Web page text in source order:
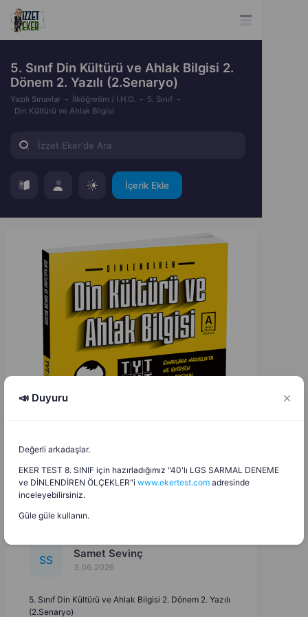
5. Sınıf Din Kültürü ve Ahlak Bilgisi 2.
Dönem 2. Yazılı (2.Senaryo)
Yazılı Sınavlar İlköğretim / İ.H.O.
5. Sınıf
Din Kültürü ve Ahlak Bilgisi
İçerik Ekle
SS Samet Sevinç
3.06.2026
5. Sınıf Din Kültürü ve Ahlak Bilgisi 2. Dönem 2. Yazılı
(2.Senaryo)
📣 Duyuru
Değerli arkadaşlar.
EKER TEST 8. SINIF için hazırladığımız "40'lı LGS SARMAL DENEME
ve DİNLENDİREN ÖLÇEKLER"i www.ekertest.com adresinde
inceleyebilirsiniz.
Güle güle kullanın.